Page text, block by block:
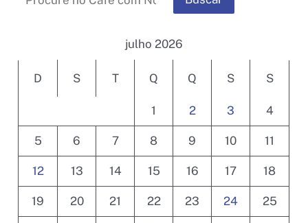
julho 2026
D S T Q Q S S
1 2 3 4
5 6 7 8 9 10 11
12 13 14 15 16 17 18
19 20 21 22 23 24 25